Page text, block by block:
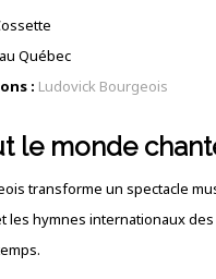
Québec
: Ludovick Bourgeois
le monde
transforme un spectacle
hymnes internationaux